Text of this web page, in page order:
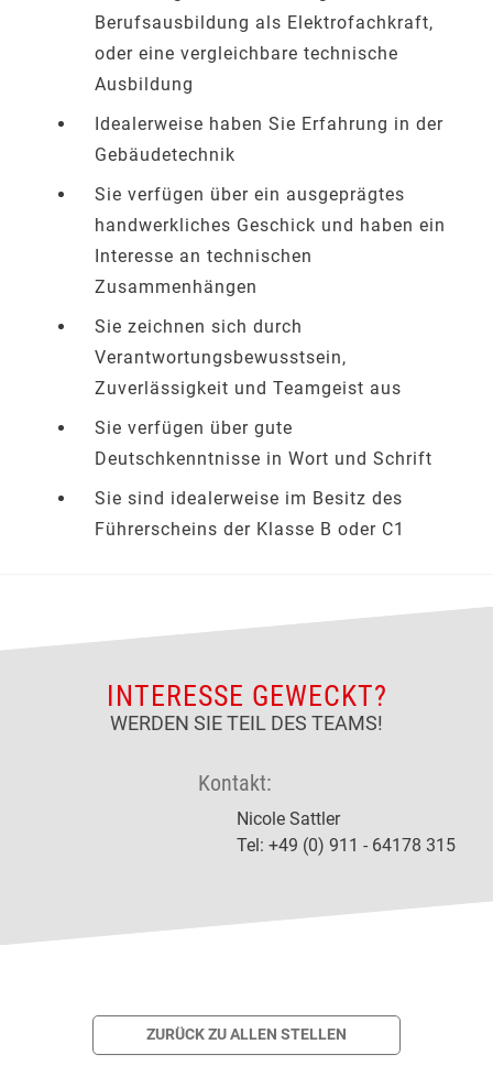
Berufsausbildung als Elektrofachkraft,
oder eine vergleichbare technische
Ausbildung
Idealerweise haben Sie Erfahrung in der
Gebäudetechnik
Sie verfügen über ein ausgeprägtes
handwerkliches Geschick und haben ein
Interesse an technischen
Zusammenhängen
Sie zeichnen sich durch
Verantwortungsbewusstsein,
Zuverlässigkeit und Teamgeist aus
Sie verfügen über gute
Deutschkenntnisse in Wort und Schrift
Sie sind idealerweise im Besitz des
Führerscheins der Klasse B oder C1
INTERESSE GEWECKT?
WERDEN SIE TEIL DES TEAMS!
Kontakt:
Nicole Sattler
Tel: +49 (0) 911 - 64178 315
ZURÜCK ZU ALLEN STELLEN